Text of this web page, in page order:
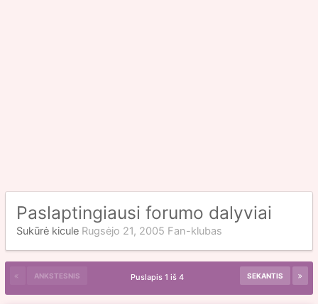
Paslaptingiausi forumo dalyviai
Sukūrė kicule Rugsėjo 21, 2005 Fan-klubas
ANKSTESNIS SEKANTIS
Puslapis 1 iš 4